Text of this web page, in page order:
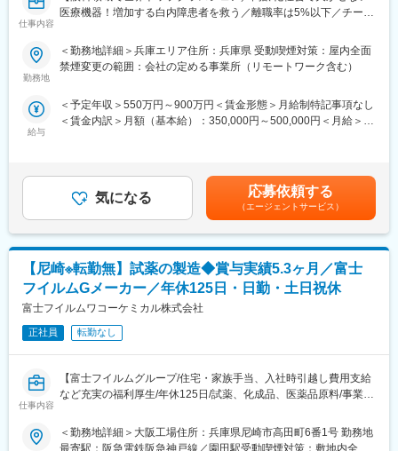
・住宅手当：単身赴任者および一人暮らしの独身者（規定あり）
・家族手当、ファミリサポート休暇（年5日：ご家族の通院や行事
・育休取得後の復職率100％（実績）
入社後はOJTを通じて年代の近い先輩が丁寧に指導します。
研修制度や社内教育（GMP、安全、法令等）も充実しています。
■キャリアパス
入社後、研究開発業務を担当いただきますが、適正・希望に応じ
一緒に構築します。
■当社について：
東和薬品の100％子会社として、原薬の研究・製造を通じてジェ
ネリック医薬品の安定供給に貢献しています。原薬の研究ノウハ
ウを活かし、製造・品質管理をおこなうことで、高品質な原薬を
安定的に供給しています。また、分析受託サービスでは、ニトロ
ソアミン類や元素不純物の分析法開発からロット分析、異物同定
などもおこなっています。
仕事内容
医療機器！増加する白内障患者を救う／離職率は5%以下／チー
■職務内容について
・眼科医に対して、情報提供/臨床試験等のデータ/海外の症例情報
ンズ、機器等)を販売していただきます。
60代の7割以上の方は白内障と言われており、今後加速する高齢
直行直帰/ホームオフィス型での働き方が可能です。
タイムマネジメントなども自分で決めていただけるので、裁量権
を持って就業いただけます。
またグローバルでも日本国内でもトップシェアであり、製品優位
性があるため、各顧客に深く入り込む関係性を築けます。
他事業部の営業担当とも情報を共有しながら、医師に対して営業
をすることもあり、眼科領域に関して総合的な提案が出来ること
が当社の強みであり、ドクターから圧倒的な信頼を頂いておりま
す。
り、年始にはアワードなども実施してチーム表彰もございます。
白内障、網膜、緑内障、屈折矯正手術用の眼科手術機器、先進技
術眼内レンズ（ATIOL）、洗浄液、点眼薬等を取扱っています。
勤務地
＜勤務地詳細＞兵庫エリア住所：兵庫県 受動喫煙対策：屋内全面
禁煙変更の範囲：会社の定める事業所（リモートワーク含む）
給与
＜予定年収＞550万円～900万円＜賃金形態＞月給制特記事項なし
＜賃金内訳＞月額（基本給）：350,000円～500,000円＜月給＞
でも目安の金額であり、選考を通じて上下する可能性がありま
す。月給(月額)は固定手当を含めた表記です。
気になる 応募依頼する
（エージェントサービス）
【尼崎※転勤無】試薬の製造◆賞与実績5.3ヶ月／富士
フイルムGメーカー／年休125日・日勤・土日祝休
富士フイルムワコーケミカル株式会社
正社員 転勤なし
仕事内容
【富士フイルムグループ/住宅・家族手当、入社時引越し費用支給
など充実の福利厚生/年休125日/試薬、化成品、医薬品原料/事業拡
富士フイルムグループの一員であり、主に試薬や化学品の製造・
＜勤務地詳細＞大阪工場住所：兵庫県尼崎市高田町6番1号 勤務地
最寄駅：阪急電鉄阪急神戸線／園田駅受動喫煙対策：敷地内全面